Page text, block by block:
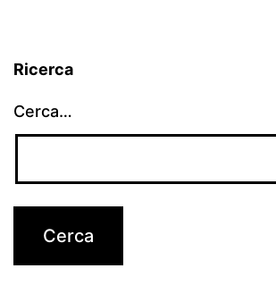
Ricerca
Cerca…